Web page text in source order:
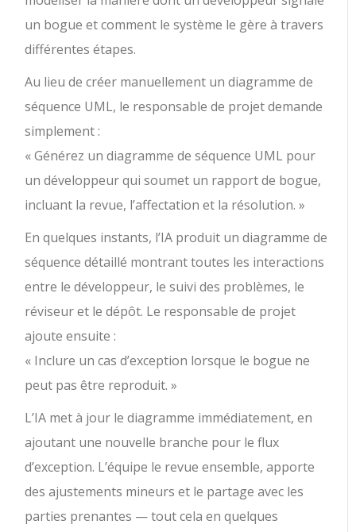
un bogue et comment le système le gère à travers
différentes étapes.
Au lieu de créer manuellement un diagramme de
séquence UML, le responsable de projet demande
simplement :
« Générez un diagramme de séquence UML pour
un développeur qui soumet un rapport de bogue,
incluant la revue, l’affectation et la résolution. »
En quelques instants, l’IA produit un diagramme de
séquence détaillé montrant toutes les interactions
entre le développeur, le suivi des problèmes, le
réviseur et le dépôt. Le responsable de projet
ajoute ensuite :
« Inclure un cas d’exception lorsque le bogue ne
peut pas être reproduit. »
L’IA met à jour le diagramme immédiatement, en
ajoutant une nouvelle branche pour le flux
d’exception. L’équipe le revue ensemble, apporte
des ajustements mineurs et le partage avec les
parties prenantes — tout cela en quelques